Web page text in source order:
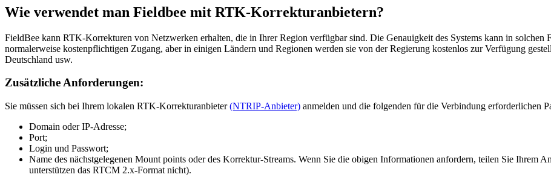
Wie verwendet man Fieldbee mit RTK-Korrekturanbietern?
FieldBee kann RTK-Korrekturen von Netzwerken erhalten, die in Ihrer Region verfügbar sind. Die Genauigkeit des Systems kann in solchen
normalerweise kostenpflichtigen Zugang, aber in einigen Ländern und Regionen werden sie von der Regierung kostenlos zur Verfügung
Deutschland usw.
Zusätzliche Anforderungen:
Sie müssen sich bei Ihrem lokalen RTK-Korrekturanbieter(NTRIP-Anbieter) anmelden und die folgenden für die Verbindung erforderlichen
Domain oder IP-Adresse;
Port;
Login und Passwort;
Name des nächstgelegenen Mount points oder des Korrektur-Streams. Wenn Sie die obigen Informationen anfordern, teilen Sie Ihrem
unterstützen das RTCM 2.x-Format nicht).